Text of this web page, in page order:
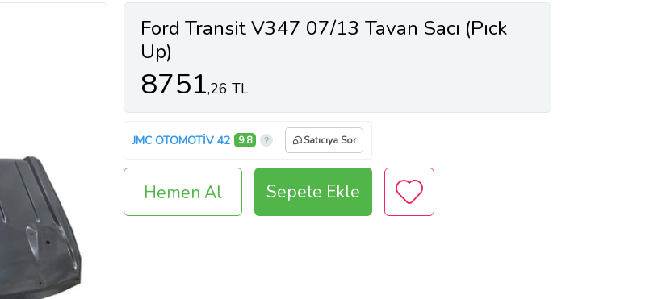
Ford Transit V347 07/13 Tavan Sacı (Pıck
Up)
8751,26 TL
JMC OTOMOTİV 42 9,8 Satıcıya Sor
Hemen Al Sepete Ekle